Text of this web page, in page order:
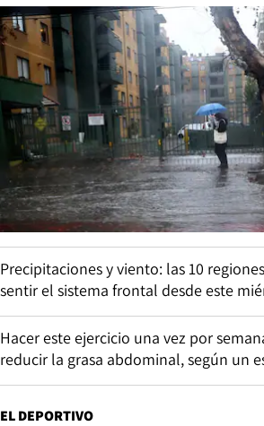
Precipitaciones y viento: las 10
sentir el sistema frontal desde este
Hacer este ejercicio una vez por
reducir la grasa abdominal, según un
EL DEPORTIVO